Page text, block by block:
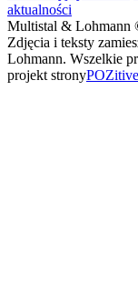
aktualności
Multistal & Lohmann
Zdjęcia i teksty
Lohmann. Wszelkie
projekt strony